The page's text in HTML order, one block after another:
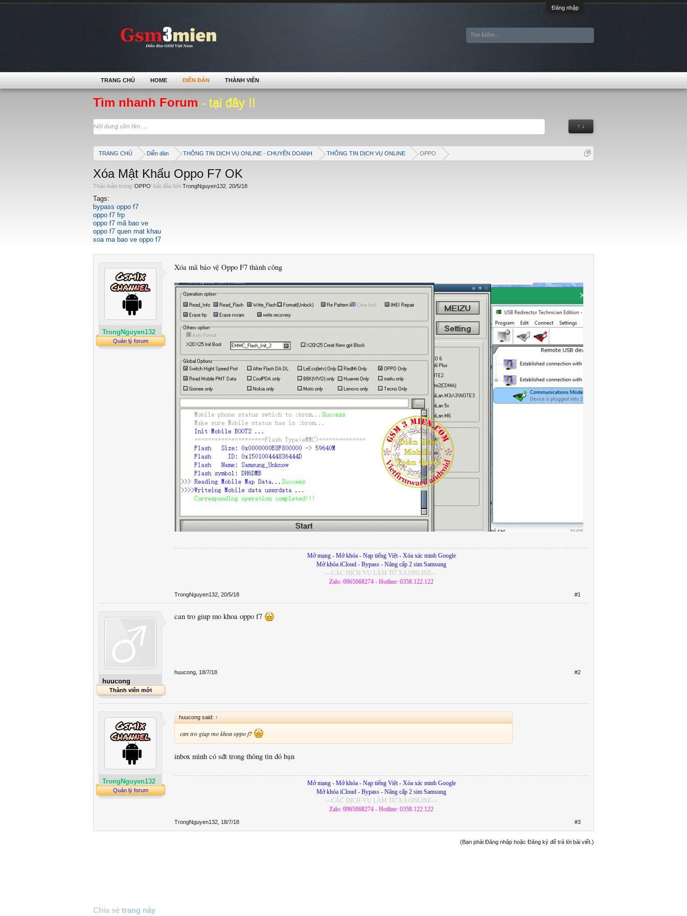
Đăng nhập
Tìm nhanh Forum - tại đây !!
↑ ↓
TRANG CHỦ Diễn đàn THÔNG TIN DỊCH VỤ ONLINE - CHUYÊN DOANH THÔNG TIN DỊCH VỤ ONLINE OPPO
Xóa Mật Khẩu Oppo F7 OK
Thảo luận trong 'OPPO' bắt đầu bởi TrongNguyen132 20/5/18
Tags:
bypass oppo f7
oppo f7 frp
oppo f7 mã bao ve
oppo f7 quen mat khau
xoa ma bao ve oppo f7
TrongNguyen132
Quản lý forum
Xóa mã bảo vệ Oppo F7 thành công
Mở mạng - Mở khóa - Nạp tiếng Việt - Xóa xác minh Google
Mở khóa iCloud - Bypass - Nâng cấp 2 sim Samsung
---CÁC DỊCH VỤ LÀM TỪ XA ONLINE---
Zalo: 0965068274 - Hotline: 0358.122.122
TrongNguyen132 20/5/18 #1
huucong
Thành viên mới
can tro giup mo khoa oppo f7
huucong 18/7/18 #2
TrongNguyen132
Quản lý forum
huucong said: ↑
can tro giup mo khoa oppo f7
inbox mình có sđt trong thông tin đó bạn
Mở mạng - Mở khóa - Nạp tiếng Việt - Xóa xác minh Google
Mở khóa iCloud - Bypass - Nâng cấp 2 sim Samsung
---CÁC DỊCH VỤ LÀM TỪ XA ONLINE---
Zalo: 0965068274 - Hotline: 0358.122.122
TrongNguyen132 18/7/18 #3
(Bạn phải Đăng nhập hoặc Đăng ký để trả lời bài viết.)
Chia sẻ trang này
TRANG CHỦ HOME DIỄN ĐÀN THÀNH VIÊN